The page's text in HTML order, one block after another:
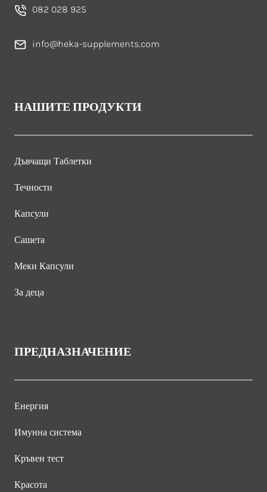
082 028 925
info@heka-supplements.com
НАШИТЕ ПРОДУКТИ
Дъвчащи Таблетки
Течности
Капсули
Сашета
Меки Капсули
За деца
ПРЕДНАЗНАЧЕНИЕ
Енергия
Имунна система
Кръвен тест
Красота